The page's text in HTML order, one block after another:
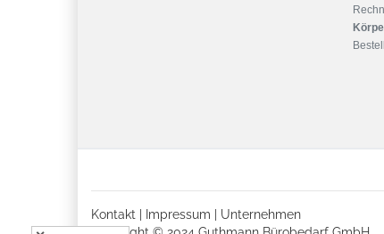
Kontakt Impressum
Unternehmen